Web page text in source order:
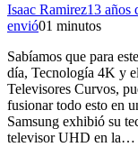
Isaac Ramirez13 años
envió01 minutos
Sabíamos que para
día, Tecnología 4K y
Televisores Curvos,
fusionar todo esto en
Samsung exhibió su
televisor UHD en la…